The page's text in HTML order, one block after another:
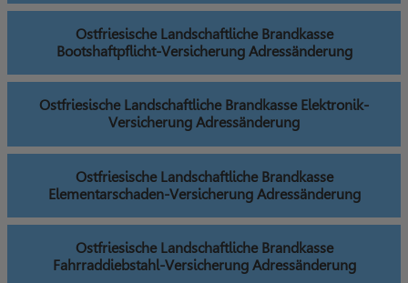
Ostfriesische Landschaftliche Brandkasse
Bootshaftpflicht-Versicherung Adressänderung
Ostfriesische Landschaftliche Brandkasse Elektronik-
Versicherung Adressänderung
Ostfriesische Landschaftliche Brandkasse
Elementarschaden-Versicherung Adressänderung
Ostfriesische Landschaftliche Brandkasse
Fahrraddiebstahl-Versicherung Adressänderung